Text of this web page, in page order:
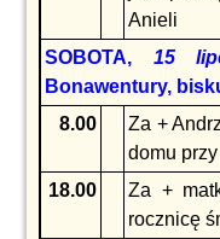
Anieli
SOBOTA, 15
Bonawentury,
8.00
Za +
domu
18.00
Za +
rocznicę